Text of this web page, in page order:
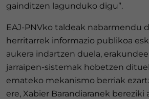
gainditzen lagunduko digu”.
EAJ-PNVko taldeak nabarmendu
herritarrek informazio publikoa
aukera indartzen duela,
jarraipen-sistemak hobetzen
emateko mekanismo berriak
ere, Xabier Barandiaranek bereziki